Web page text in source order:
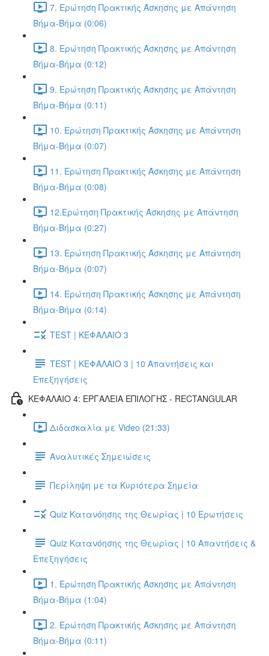
7. Ερώτηση Πρακτικής Άσκησης με Απάντηση
Βήμα-Βήμα (0:06)
8. Ερώτηση Πρακτικής Άσκησης με Απάντηση
Βήμα-Βήμα (0:12)
9. Ερώτηση Πρακτικής Άσκησης με Απάντηση
Βήμα-Βήμα (0:11)
10. Ερώτηση Πρακτικής Άσκησης με Απάντηση
Βήμα-Βήμα (0:07)
11. Ερώτηση Πρακτικής Άσκησης με Απάντηση
Βήμα-Βήμα (0:08)
12.Ερώτηση Πρακτικής Άσκησης με Απάντηση
Βήμα-Βήμα (0:27)
13. Ερώτηση Πρακτικής Άσκησης με Απάντηση
Βήμα-Βήμα (0:07)
14. Ερώτηση Πρακτικής Άσκησης με Απάντηση
Βήμα-Βήμα (0:14)
TEST | ΚΕΦΑΛΑΙΟ 3
TEST | ΚΕΦΑΛΑΙΟ 3 | 10 Απαντήσεις και
Επεξηγήσεις
ΚΕΦΑΛΑΙΟ 4: ΕΡΓΑΛΕΙΑ ΕΠΙΛΟΓΗΣ - RECTANGULAR
Διδασκαλία με Video (21:33)
Αναλυτικές Σημειώσεις
Περίληψη με τα Κυριότερα Σημεία
Quiz Κατανόησης της Θεωρίας | 10 Ερωτήσεις
Quiz Κατανόησης της Θεωρίας | 10 Απαντήσεις &
Επεξηγήσεις
1. Ερώτηση Πρακτικής Άσκησης με Απάντηση
Βήμα-Βήμα (1:04)
2. Ερώτηση Πρακτικής Άσκησης με Απάντηση
Βήμα-Βήμα (0:11)